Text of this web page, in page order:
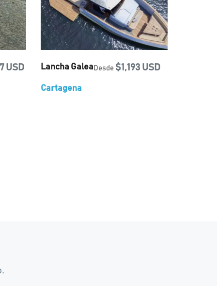
USD Lancha Galea Desde $1,193 USD
Cartagena